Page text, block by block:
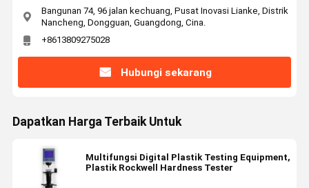
Bangunan 74, 96 jalan kechuang, Pusat Inovasi Lianke, Distrik
Nancheng, Dongguan, Guangdong, Cina.
+8613809275028
Hubungi sekarang
Dapatkan Harga Terbaik Untuk
Multifungsi Digital Plastik Testing Equipment,
Plastik Rockwell Hardness Tester